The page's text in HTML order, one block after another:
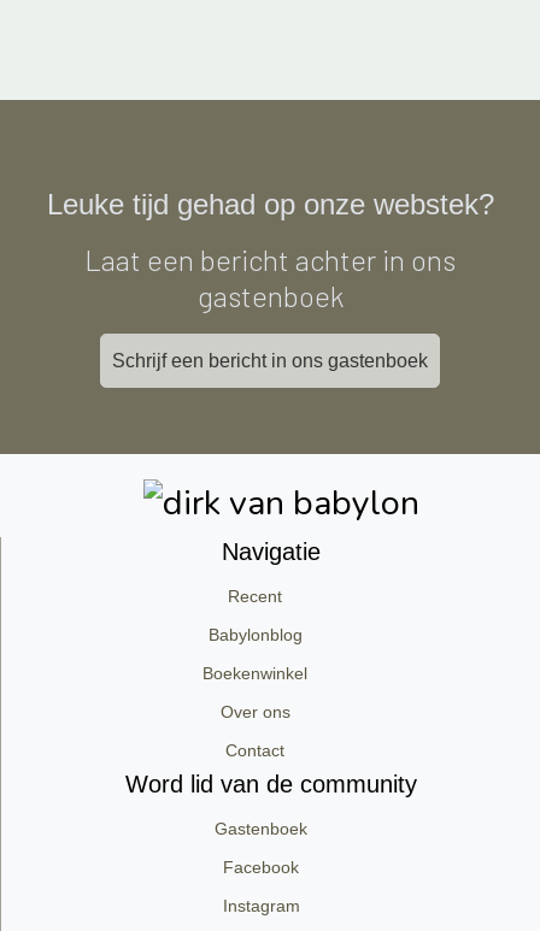
Leuke tijd gehad op onze webstek?
Laat een bericht achter in ons
gastenboek
Schrijf een bericht in ons gastenboek
Navigatie
Recent
Babylonblog
Boekenwinkel
Over ons
Contact
Word lid van de community
Gastenboek
Facebook
Instagram